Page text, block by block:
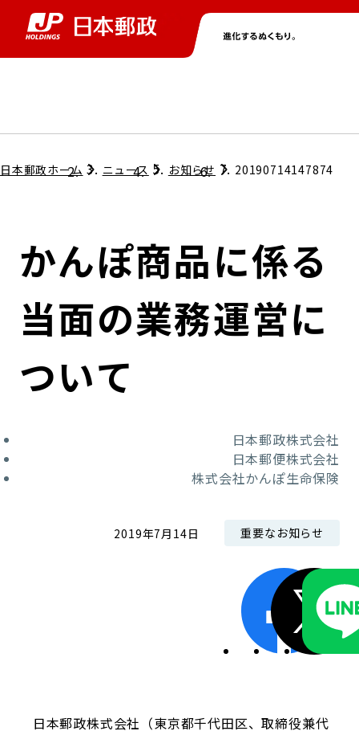
グループ情報トップ
コンプライアンス
ガバナンス
コンダクト向上の取組み
株主・投資家情報トップ
個人投資家のみなさまへ
株式情報
財務情報・IR資料
ニューストップ
サステナビリティトップ
担当役員メッセージ
サステナビリティマネジメント
持続可能な金融のフレームワーク
採用情報トップ
日本郵政ホーム ニュース お知らせ 20190714147874
かんぽ商品に係る
当面の業務運営に
ついて
日本郵政株式会社
日本郵便株式会社
株式会社かんぽ生命保険
2019年7月14日 重要なお知らせ
日本郵政株式会社（東京都千代田区、取締役兼代